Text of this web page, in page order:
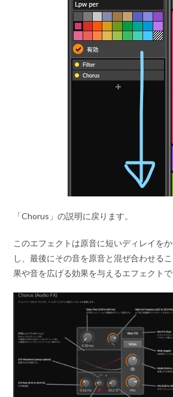
「Chorus」の説明に戻ります。
このエフェクトは原音に短いディレイを
し、最後にその音を原音と混ぜ合わせる
果や音を広げる効果を与えるエフェクトで